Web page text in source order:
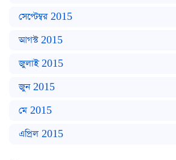
সেপ্টেম্বর 2015
আগস্ট 2015
জুলাই 2015
জুন 2015
মে 2015
এপ্রিল 2015